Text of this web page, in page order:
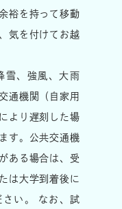
裕を持って移動
気を付けてお越
、強風、大雨
通機関（自家用
より遅刻した場
す。公共交通機
ある場合は、受
は大学到着後に
さい。 なお、試